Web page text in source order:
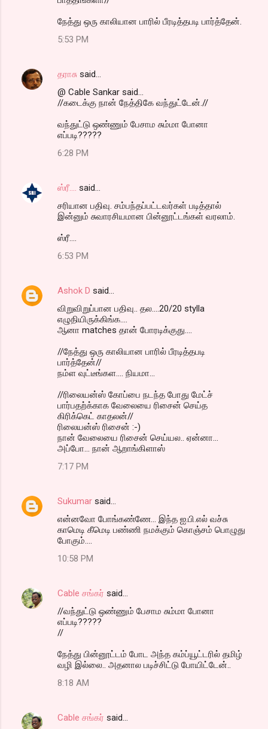
நேத்து ஒரு காலியான பாரில் பீரடித்தபடி பார்த்தேன்.
5:53 PM
தராசு said…
@ Cable Sankar said...
//கடைக்கு நான் நேத்திகே வந்துட்டேன்.//
வந்துட்டு ஒண்ணும் பேசாம சும்மா போனா
எப்படி?????
6:28 PM
ஸ்ரீ....
said…
சரியான பதிவு. சம்பந்தப்பட்டவர்கள் படித்தால்
இன்னும் சுவாரசியமான பின்னூட்டங்கள் வரலாம்.
ஸ்ரீ....
6:53 PM
Ashok D said…
விறுவிறுப்பான பதிவு.. தல....20/20 stylla
எழுதியிருக்கிங்க....
ஆனா matches தான் போரடிக்குது....
//நேத்து ஒரு காலியான பாரில் பீரடித்தபடி
பார்த்தேன்//
நம்ள வுட்டீங்கள.... நியமா...
//ரிலையன்ஸ் கோப்பை நடந்த போது மேட்ச்
பார்பதற்க்காக வேலையை ரிசைன் செய்த
கிரிக்கெட் காதலன்//
ரிலையன்ஸ் ரிசைன் :-)
நான் வேலையை ரிசைன் செய்யல.. ஏன்னா...
அப்போ... நான் ஆறாங்கிளாஸ்
7:17 PM
Sukumar said…
என்னவோ போங்கண்ணே... இந்த ஐ.பி.எல் வச்சு
காமெடி கீமெடி பண்ணி நமக்கும் கொஞ்சம் பொழுது
போகும்....
10:58 PM
Cable சங்கர் said…
//வந்துட்டு ஒண்ணும் பேசாம சும்மா போனா
எப்படி?????
//
நேத்து பின்னூட்டம் போட அந்த கம்ப்யூட்டரில் தமிழ்
வழி இல்லை.. அதனால படிச்சிட்டு போயிட்டேன்..
8:18 AM
Cable சங்கர் said…